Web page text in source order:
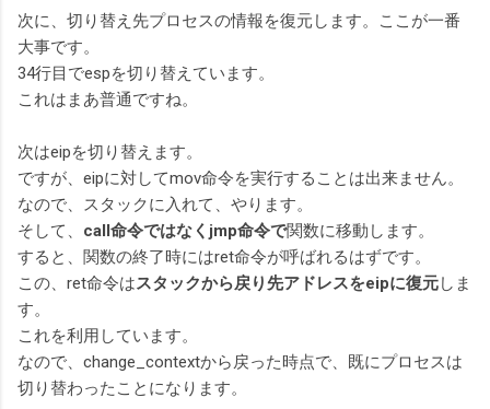
次に、切り替え先プロセスの情報を復元します。ここが一番
大事です。
34行目でespを切り替えています。
これはまあ普通ですね。
次はeipを切り替えます。
ですが、eipに対してmov命令を実行することは出来ません。
なので、スタックに入れて、やります。
そして、 call命令ではなくjmp命令で関数に移動します。
すると、関数の終了時にはret命令が呼ばれるはずです。
この、ret命令はスタックから戻り先アドレスをeipに復元しま
す。
これを利用しています。
なので、change_contextから戻った時点で、既にプロセスは
切り替わったことになります。